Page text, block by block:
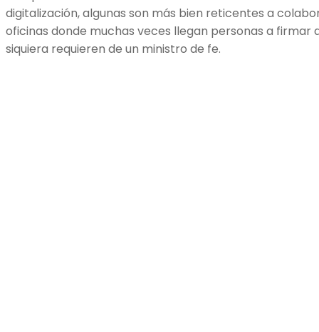
digitalización, algunas son más bien reticentes a
oficinas donde muchas veces llegan personas a firmar
siquiera requieren de un ministro de fe.